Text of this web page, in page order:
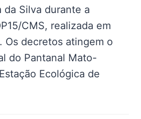
da Silva durante a
CMS, realizada em
Os decretos atingem o
do Pantanal Mato-
Ecológica de